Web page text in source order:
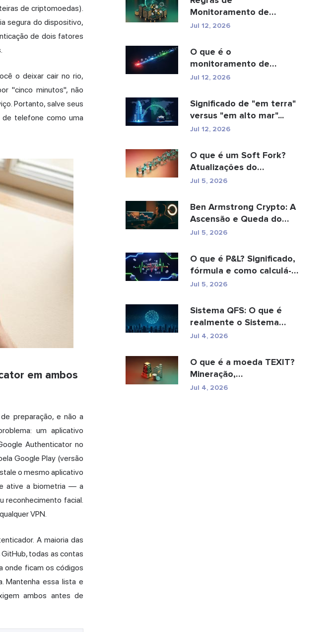
de criptomoedas).
segura do dispositivo,
de dois fatores
o deixar cair no rio,
"cinco minutos", não
Portanto, salve seus
telefone como uma
em ambos
preparação, e não a
um aplicativo
Authenticator no
Google Play (versão
o mesmo aplicativo
ative a biometria — a
reconhecimento facial.
VPN.
A maioria das
todas as contas
onde ficam os códigos
Mantenha essa lista e
ambos antes de
Monitoramento de
Transações AML: Como
Jul 12, 2026
O que é o
monitoramento de
transações AML e como
Jul 12, 2026
Significado de "em terra"
versus "em alto mar"...
Jul 12, 2026
O que é um Soft Fork?
Atualizações do
Blockchain explicadas
Jul 5, 2026
Ben Armstrong Crypto: A
Ascensão e Queda do
BitBoy
Jul 5, 2026
O que é P&L? Significado,
fórmula e como calculá-
lo.
Jul 5, 2026
Sistema QFS: O que é
realmente o Sistema
Financeiro Quântico (20...
Jul 4, 2026
O que é a moeda TEXIT?
Mineração,
especificações e riscos
Jul 4, 2026